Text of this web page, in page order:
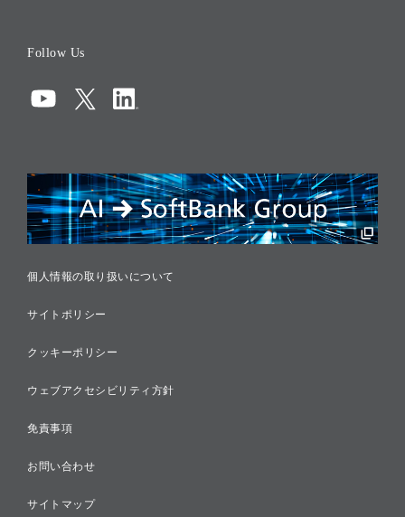
コンプライアンス
リスクマネジメント
税務に対する取り組み
採用情報
Follow Us
個人情報の取り扱いについて
サイトポリシー
クッキーポリシー
ウェブアクセシビリティ方針
免責事項
お問い合わせ
サイトマップ